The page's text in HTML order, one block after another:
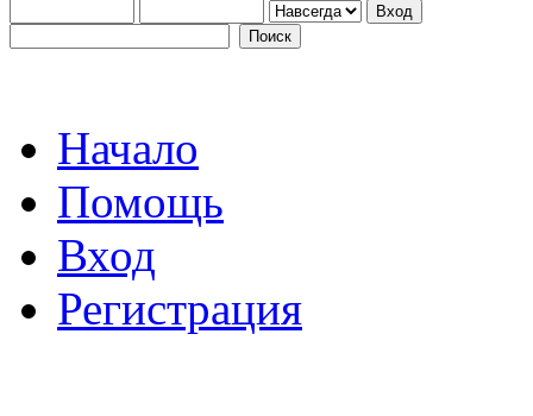
Начало
Помощь
Вход
Регистрация